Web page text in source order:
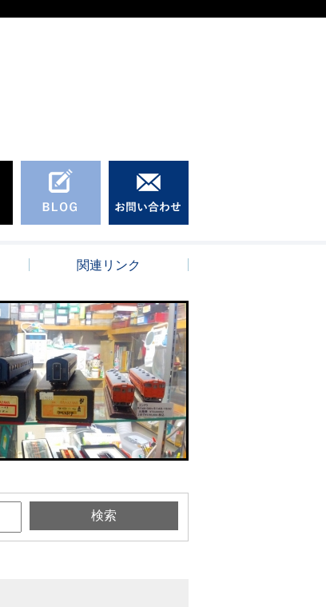
関連リンク